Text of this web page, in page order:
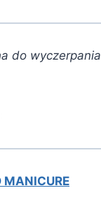
do wyczerpania
MANICURE